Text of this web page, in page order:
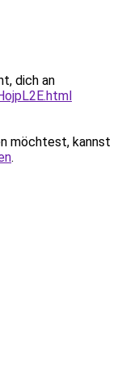
dich an
möchtest, kannst
.